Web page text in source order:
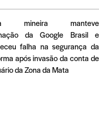
mineira manteve
da Google Brasil e
falha na segurança da
após invasão da conta de
da Zona da Mata